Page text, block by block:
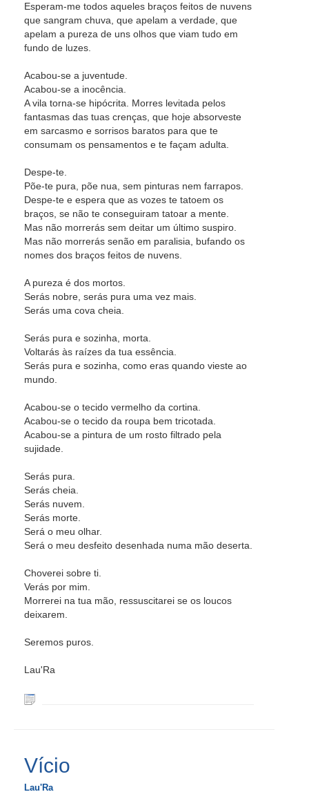
Esperam-me todos aqueles braços feitos de nuvens
que sangram chuva, que apelam a verdade, que
apelam a pureza de uns olhos que viam tudo em
fundo de luzes.
Acabou-se a juventude.
Acabou-se a inocência.
A vila torna-se hipócrita. Morres levitada pelos
fantasmas das tuas crenças, que hoje absorveste
em sarcasmo e sorrisos baratos para que te
consumam os pensamentos e te façam adulta.
Despe-te.
Põe-te pura, põe nua, sem pinturas nem farrapos.
Despe-te e espera que as vozes te tatoem os
braços, se não te conseguiram tatoar a mente.
Mas não morrerás sem deitar um último suspiro.
Mas não morrerás senão em paralisia, bufando os
nomes dos braços feitos de nuvens.
A pureza é dos mortos.
Serás nobre, serás pura uma vez mais.
Serás uma cova cheia.
Serás pura e sozinha, morta.
Voltarás às raízes da tua essência.
Serás pura e sozinha, como eras quando vieste ao
mundo.
Acabou-se o tecido vermelho da cortina.
Acabou-se o tecido da roupa bem tricotada.
Acabou-se a pintura de um rosto filtrado pela
sujidade.
Serás pura.
Serás cheia.
Serás nuvem.
Serás morte.
Será o meu olhar.
Será o meu desfeito desenhada numa mão deserta.
Choverei sobre ti.
Verás por mim.
Morrerei na tua mão, ressuscitarei se os loucos
deixarem.
Seremos puros.
Lau'Ra
Vício
Lau'Ra